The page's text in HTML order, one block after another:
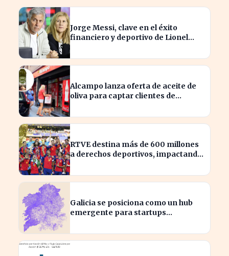
Jorge Messi, clave en el éxito
financiero y deportivo de Lionel
Alcampo lanza oferta de aceite de
oliva para captar clientes de
RTVE destina más de 600 millones
a derechos deportivos, impactando
Galicia se posiciona como un hub
emergente para startups